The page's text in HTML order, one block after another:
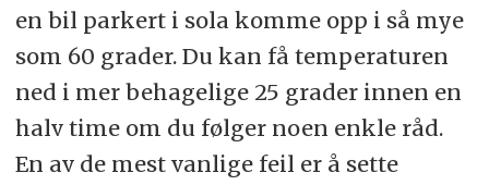
en bil parkert i sola komme opp i så mye
som 60 grader. Du kan få temperaturen
ned i mer behagelige 25 grader innen en
halv time om du følger noen enkle råd.
En av de mest vanlige feil er å sette